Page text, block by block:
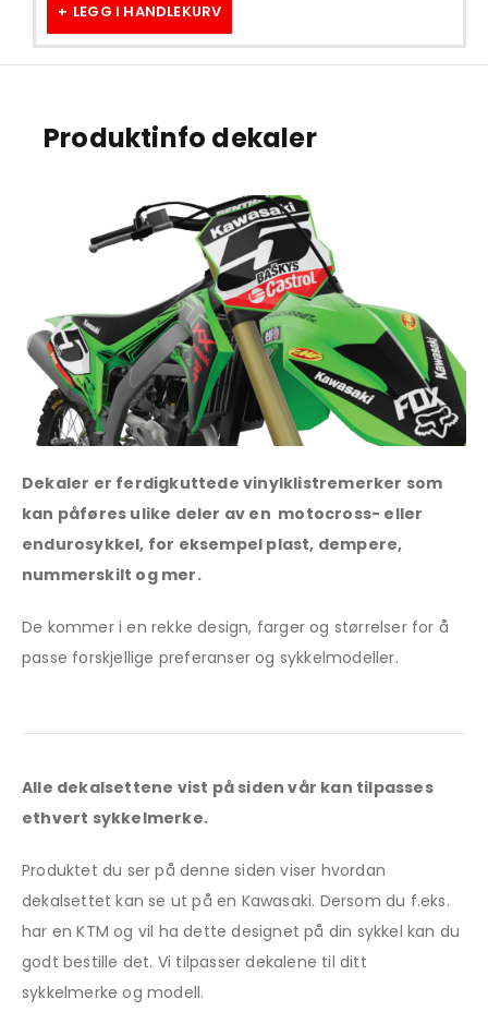
LEGG I HANDLEKURV
Produktinfo dekaler
Dekaler er ferdigkuttede vinylklistremerker som
kan påføres ulike deler av en motocross- eller
endurosykkel, for eksempel plast, dempere,
nummerskilt og mer.
De kommer i en rekke design, farger og størrelser for å
passe forskjellige preferanser og sykkelmodeller.
Alle dekalsettene vist på siden vår kan tilpasses
ethvert sykkelmerke.
Produktet du ser på denne siden viser hvordan
dekalsettet kan se ut på en Kawasaki. Dersom du f.eks.
har en KTM og vil ha dette designet på din sykkel kan du
godt bestille det. Vi tilpasser dekalene til ditt
sykkelmerke og modell.